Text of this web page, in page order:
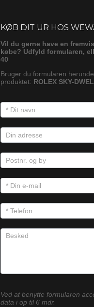
KØB DIT UR HOS
Vil du gerne have en
købe? Udfyld formularen,
40
Bruger du formularen
produktet: ROLEX SKY-
Ved at benytte formularen
data i op til 6 mdr.